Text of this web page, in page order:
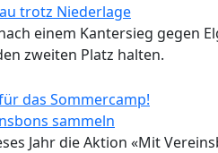
trotz Niederlage
einem Kantersieg gegen
zweiten Platz halten.
sammeln
Jahr die Aktion «Mit